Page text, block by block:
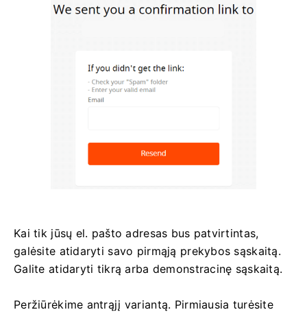
Kai tik jūsų el. pašto adresas bus patvirtintas,
galėsite atidaryti savo pirmąją prekybos sąskaitą.
Galite atidaryti tikrą arba demonstracinę sąskaitą.
Peržiūrėkime antrąjį variantą. Pirmiausia turėsite